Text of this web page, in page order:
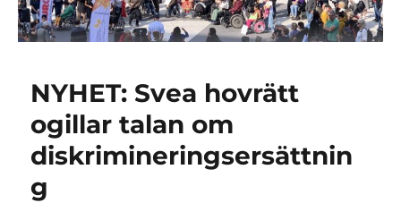
NYHET: Svea hovrätt
ogillar talan om
diskrimineringsersättnin
g